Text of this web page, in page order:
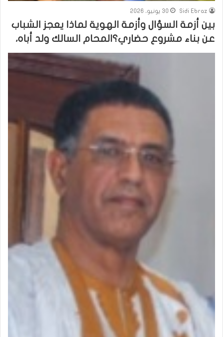
Sidi Ebraz 30 يونيو، 2026
بين أزمة السؤال وأزمة الهوية لماذا يعجز الشباب
عن بناء مشروع حضاري؟المحام السالك ولد أباه،